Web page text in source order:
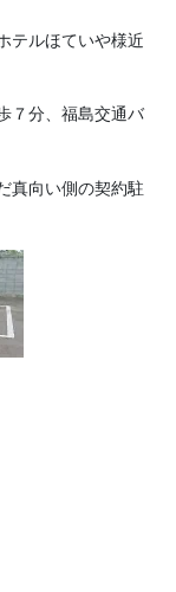
テルほていや様近
７分、福島交通バ
真向い側の契約駐